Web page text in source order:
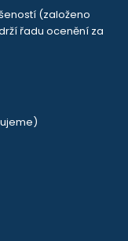
(založeno
řadu ocenění za